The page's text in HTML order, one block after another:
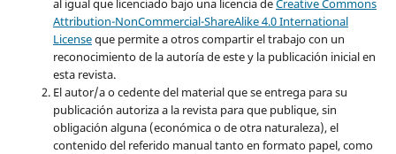
al igual que licenciado bajo una licencia deCreative Commons
Attribution-NonCommercial-ShareAlike 4.0 International
Licenseque permite a otros compartir el trabajo con un
reconocimiento de la autoría de este y la publicación inicial en
esta revista.
El autor/a o cedente del material que se entrega para su
publicación autoriza a la revista para que publique, sin
obligación alguna (económica o de otra naturaleza), el
contenido del referido manual tanto en formato papel, como